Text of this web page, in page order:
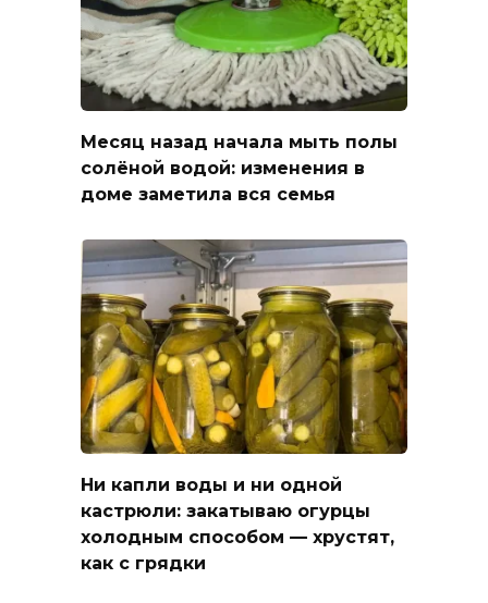
Месяц назад начала мыть полы
солёной водой: изменения в
доме заметила вся семья
Ни капли воды и ни одной
кастрюли: закатываю огурцы
холодным способом — хрустят,
как с грядки